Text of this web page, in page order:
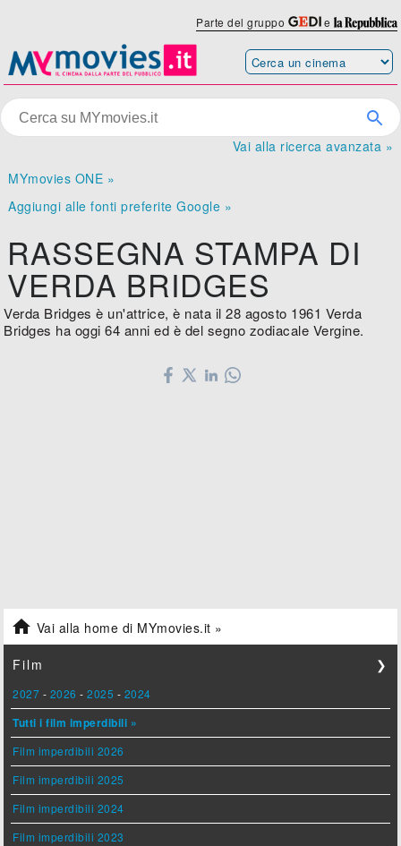
Parte del gruppo e
Vai alla ricerca avanzata »
MYmovies ONE »
Aggiungi alle fonti preferite Google »
RASSEGNA STAMPA DI
VERDA BRIDGES
Verda Bridges è un'attrice, è nata il 28 agosto 1961 Verda
Bridges ha oggi 64 anni ed è del segno zodiacale Vergine.
 Vai alla home di MYmovies.it »
Film ❯
2027 - 2026 -2025 - 2024
Tutti i film imperdibili »
Film imperdibili 2026
Film imperdibili 2025
Film imperdibili 2024
Film imperdibili 2023